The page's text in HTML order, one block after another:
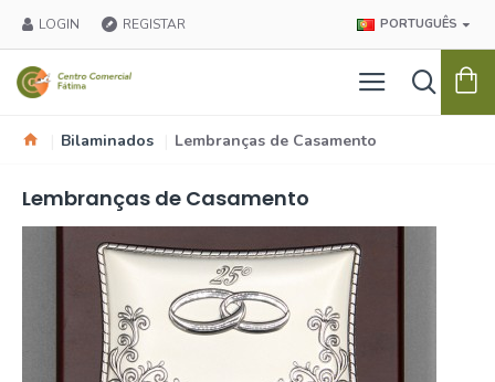
LOGIN REGISTAR PORTUGUÊS
Bilaminados Lembranças de Casamento
Lembranças de Casamento